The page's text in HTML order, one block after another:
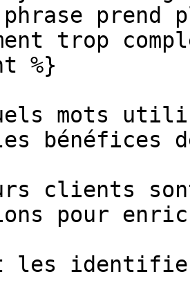
prend
trop
%}
mots
bénéfices
clients
pour
les